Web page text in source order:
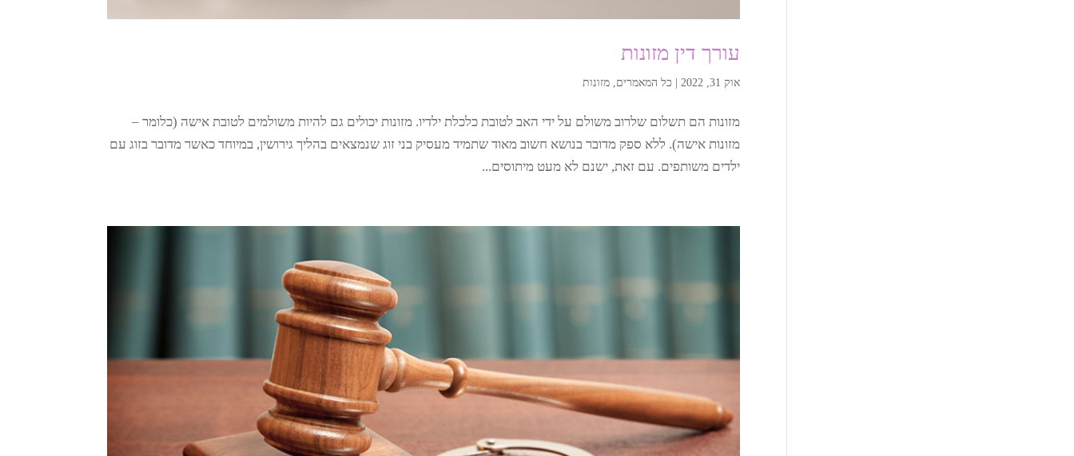
עורך דין מזונות
אוק 31, 2022 | כל המאמרים, מזונות
מזונות הם תשלום שלרוב משולם על ידי האב לטובת כלכלת ילדיו. מזונות יכולים גם להיות משולמים לטובת אישה (כלומר –
מזונות אישה). ללא ספק מדובר בנושא חשוב מאוד שתמיד מעסיק בני זוג שנמצאים בהליך גירושין, במיוחד כאשר מדובר בזוג עם
ילדים משותפים. עם זאת, ישנם לא מעט מיתוסים...